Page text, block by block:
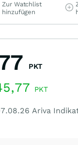
Zur Watchlist
hinzufügen
PKT
PKT
Ariva